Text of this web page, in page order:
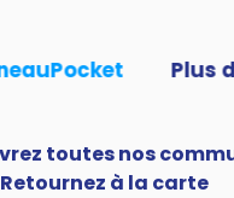
toutes nos
Retournez à la carte